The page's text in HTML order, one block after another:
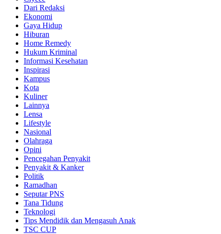
Dari Redaksi
Ekonomi
Gaya Hidup
Hiburan
Home Remedy
Hukum Kriminal
Informasi Kesehatan
Inspirasi
Kampus
Kota
Kuliner
Lainnya
Lensa
Lifestyle
Nasional
Olahraga
Opini
Pencegahan Penyakit
Penyakit & Kanker
Politik
Ramadhan
Seputar PNS
Tana Tidung
Teknologi
Tips Mendidik dan Mengasuh Anak
TSC CUP